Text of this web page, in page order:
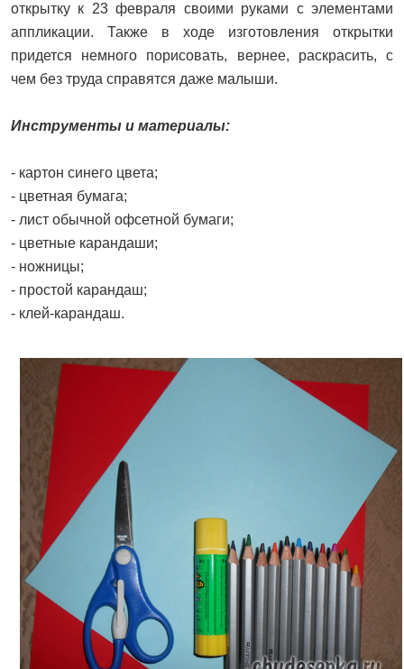
открытку к 23 февраля своими руками с элементами
аппликации. Также в ходе изготовления открытки
придется немного порисовать, вернее, раскрасить, с
чем без труда справятся даже малыши.
Инструменты и материалы:
- картон синего цвета;
- цветная бумага;
- лист обычной офсетной бумаги;
- цветные карандаши;
- ножницы;
- простой карандаш;
- клей-карандаш.